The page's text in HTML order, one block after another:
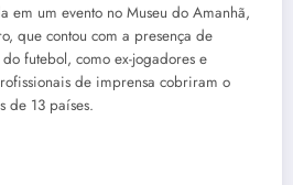
em um evento no Museu do Amanhã,
que contou com a presença de
futebol, como ex-jogadores e
de imprensa cobriram o
de 13 países.